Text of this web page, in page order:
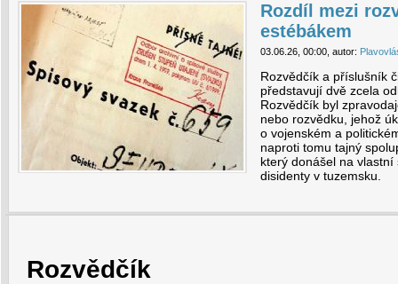
Rozdíl mezi
estébákem
03.06.26, 00:00, autor:
Rozvědčík a příslušník
představují dvě zcela
Rozvědčík byl
nebo rozvědku, jehož
o vojenském a
naproti tomu tajný
který donášel na
disidenty v tuzemsku.
Rozvědčík